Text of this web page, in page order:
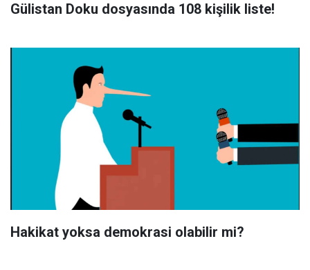
Gülistan Doku dosyasında 108 kişilik liste!
Hakikat yoksa demokrasi olabilir mi?